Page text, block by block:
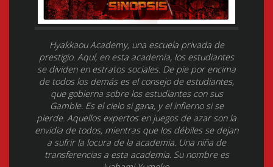
Hyakkaou Academy, una escuela privada de
prestigio. Aquí, en esta academia, los estudiantes
se dividen en estratos sociales. De pie por encima
de todos los demás es el consejo de estudiantes,
que gobierna sobre los estudiantes con sus
Gamble. Es el cielo si gana, y el infierno si se
pierde. Aquellos expertos en juegos de azar son la
envidia de todos, mientras que los débiles se dejan
a sufrir la locura de la academia. Una niña de
transferencias a esta academia. Su nombre es